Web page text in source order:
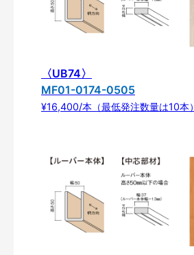
〈UB74〉
MF01-0174-0505
¥16,400/本（最低発注数量は10本）